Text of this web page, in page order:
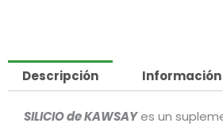
Descripción
SILICIO de KAWSAYes un